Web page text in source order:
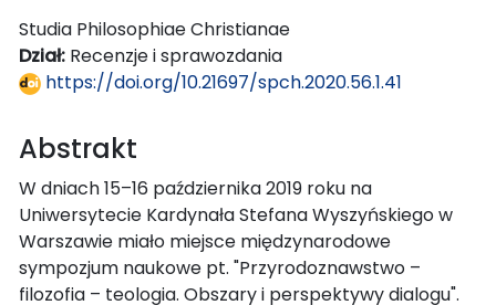
Studia Philosophiae Christianae
Dział: Recenzje i sprawozdania
https://doi.org/10.21697/spch.2020.56.1.41
Abstrakt
W dniach 15–16 października 2019 roku na
Uniwersytecie Kardynała Stefana Wyszyńskiego w
Warszawie miało miejsce międzynarodowe
sympozjum naukowe pt. "Przyrodoznawstwo –
filozofia – teologia. Obszary i perspektywy dialogu".